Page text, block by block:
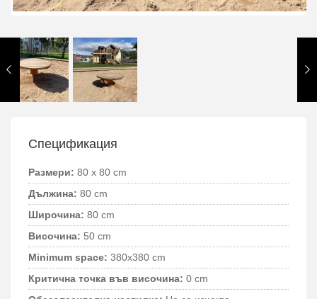
Спецификация
Размери: 80 x 80 cm
Дължина: 80 cm
Широчина: 80 cm
Височина: 50 cm
Minimum space: 380x380 cm
Критична точка във височина: 0 cm